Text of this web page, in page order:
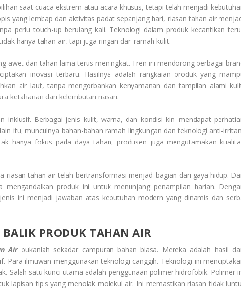
saat cuaca ekstrem atau acara khusus, tetapi telah menjadi
yang lembap dan aktivitas padat sepanjang hari, riasan tahan air
perlu touch-up berulang kali. Teknologi dalam produk kecantikan
hanya tahan air, tapi juga ringan dan ramah kulit.
awet dan tahan lama terus meningkat. Tren ini mendorong berbagai
inovasi terbaru. Hasilnya adalah rangkaian produk yang
air laut, tanpa mengorbankan kenyamanan dan tampilan alami
ketahanan dan kelembutan riasan.
inklusif. Berbagai jenis kulit, warna, dan kondisi kini mendapat
itu, munculnya bahan-bahan ramah lingkungan dan teknologi anti-
hanya fokus pada daya tahan, produsen juga mengutamakan
riasan tahan air telah bertransformasi menjadi bagian dari gaya hidup.
mengandalkan produk ini untuk menunjang penampilan harian.
ini menjadi jawaban atas kebutuhan modern yang dinamis dan
PRODUK TAHAN AIR
Air bukanlah sekadar campuran bahan biasa. Mereka adalah hasil
Para ilmuwan menggunakan teknologi canggih. Teknologi ini
Salah satu kunci utama adalah penggunaan polimer hidrofobik. Polimer
lapisan tipis yang menolak molekul air. Ini memastikan riasan tidak